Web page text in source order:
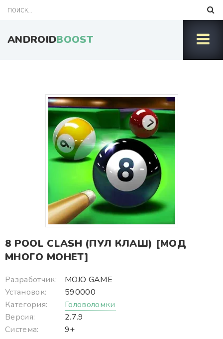
ANDROIDBOOST
8 POOL CLASH (ПУЛ КЛАШ) [МОД
МНОГО МОНЕТ]
Разработчик:
MOJO GAME
Установок:
590000
Категория:
Головоломки
Версия:
2.7.9
Система:
9+